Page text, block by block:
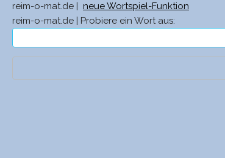
reim-o-mat.de |
neue Wortspiel-Funktion
reim-o-mat.de | Probiere ein Wort aus: